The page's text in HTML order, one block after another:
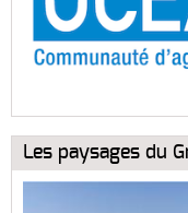
Les paysages du